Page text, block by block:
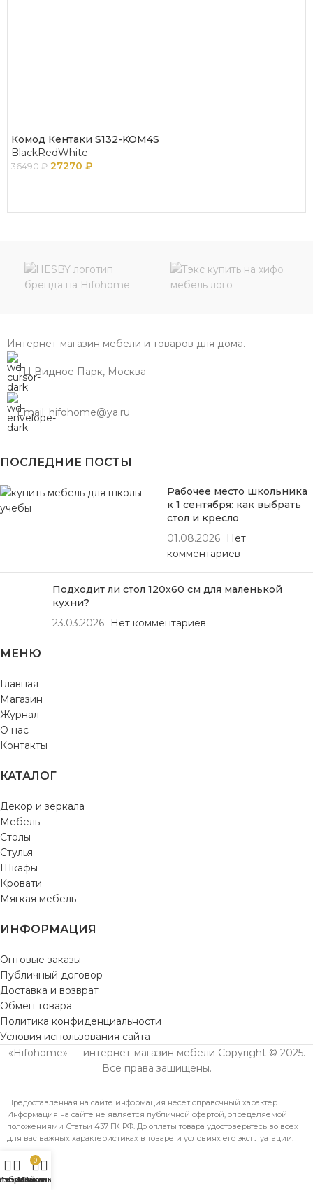
Комод Кентаки S132-KOM4S
BlackRedWhite
36490₽ 27270 ₽
Интернет-магазин мебели и товаров для дома.
ТЦ Видное Парк, Москва
Email: hifohome@ya.ru
ПОСЛЕДНИЕ ПОСТЫ
Рабочее место школьника
к 1 сентября: как выбрать
стол и кресло
01.08.2026
Нет
комментариев
Подходит ли стол 120х60 см для маленькой
кухни?
23.03.2026
Нет комментариев
МЕНЮ
Главная
Магазин
Журнал
О нас
Контакты
КАТАЛОГ
Декор и зеркала
Мебель
Столы
Стулья
Шкафы
Кровати
Мягкая мебель
ИНФОРМАЦИЯ
Оптовые заказы
Публичный договор
Доставка и возврат
Обмен товара
Политика конфиденциальности
Условия использования сайта
«Hifohome» — интернет-магазин мебели Copyright © 2025.
Все права защищены.
Предоставленная на сайте информация несёт справочный характер.
Информация на сайте не является публичной офертой, определяемой
положениями Статьи 437 ГК РФ. До оплаты товара удостоверьтесь во всех
для вас важных характеристиках в товаре и условиях его эксплуатации.
0
Заказ
Мой аккаунт